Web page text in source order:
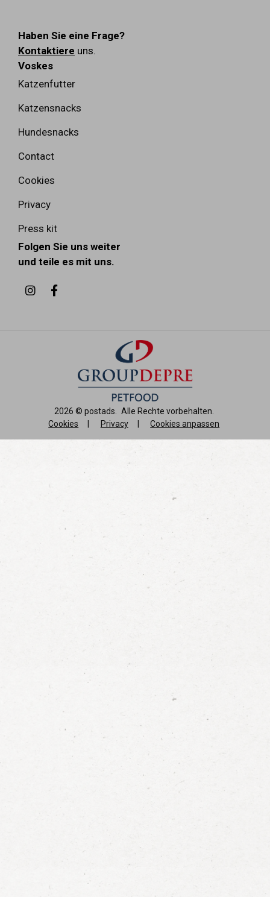
Haben Sie eine Frage?
Kontaktiere uns.
Voskes
Katzenfutter
Katzensnacks
Hundesnacks
Contact
Cookies
Privacy
Press kit
Folgen Sie uns weiter
und teile es mit uns.
2026 © postads
Alle Rechte vorbehalten.
Cookies
Privacy Cookies anpassen